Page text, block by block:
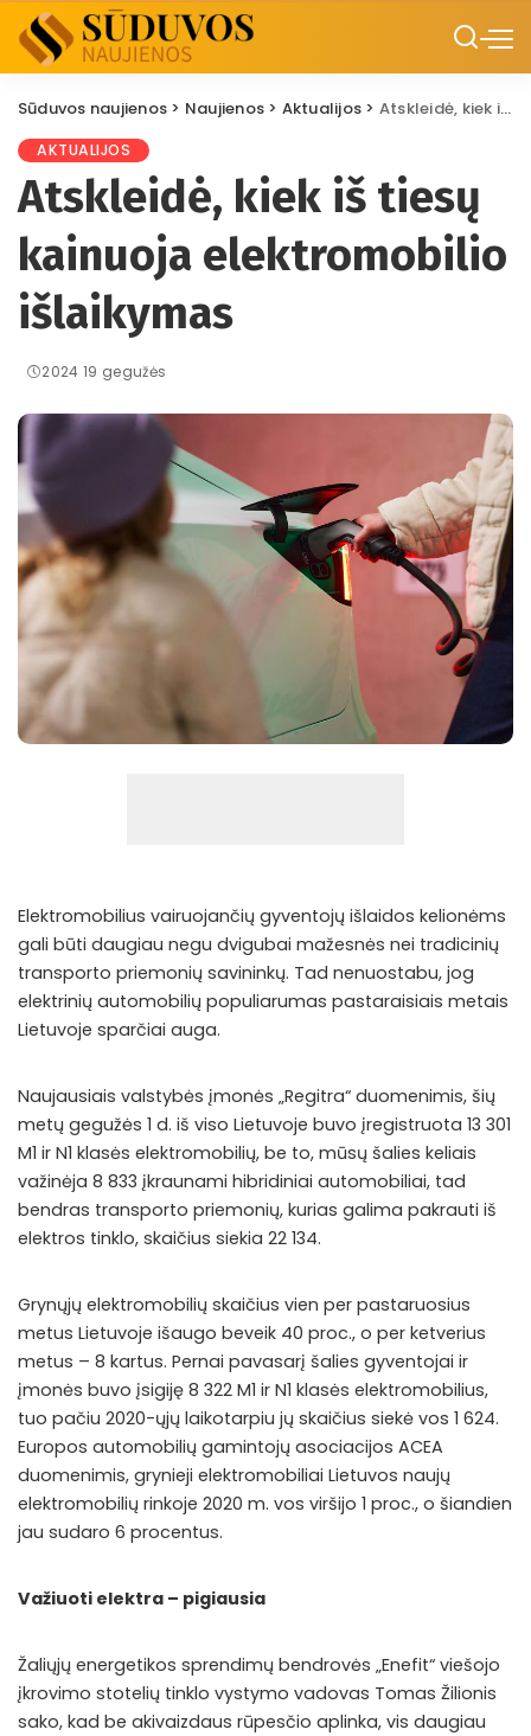
Sūduvos naujienos > Naujienos > Aktualijos > Atskleidė, kiek iš tiesų kainuoja elektromobilio išlaikymas
AKTUALIJOS
Atskleidė, kiek iš tiesų
kainuoja elektromobilio
išlaikymas
2024 19 gegužės
Elektromobilius vairuojančių gyventojų išlaidos kelionėms
gali būti daugiau negu dvigubai mažesnės nei tradicinių
transporto priemonių savininkų. Tad nenuostabu, jog
elektrinių automobilių populiarumas pastaraisiais metais
Lietuvoje sparčiai auga.
Naujausiais valstybės įmonės „Regitra“ duomenimis, šių
metų gegužės 1 d. iš viso Lietuvoje buvo įregistruota 13 301
M1 ir N1 klasės elektromobilių, be to, mūsų šalies keliais
važinėja 8 833 įkraunami hibridiniai automobiliai, tad
bendras transporto priemonių, kurias galima pakrauti iš
elektros tinklo, skaičius siekia 22 134.
Grynųjų elektromobilių skaičius vien per pastaruosius
metus Lietuvoje išaugo beveik 40 proc., o per ketverius
metus – 8 kartus. Pernai pavasarį šalies gyventojai ir
įmonės buvo įsigiję 8 322 M1 ir N1 klasės elektromobilius,
tuo pačiu 2020-ųjų laikotarpiu jų skaičius siekė vos 1 624.
Europos automobilių gamintojų asociacijos ACEA
duomenimis, grynieji elektromobiliai Lietuvos naujų
elektromobilių rinkoje 2020 m. vos viršijo 1 proc., o šiandien
jau sudaro 6 procentus.
Važiuoti elektra – pigiausia
Žaliųjų energetikos sprendimų bendrovės „Enefit“ viešojo
įkrovimo stotelių tinklo vystymo vadovas Tomas Žilionis
sako, kad be akivaizdaus rūpesčio aplinka, vis daugiau